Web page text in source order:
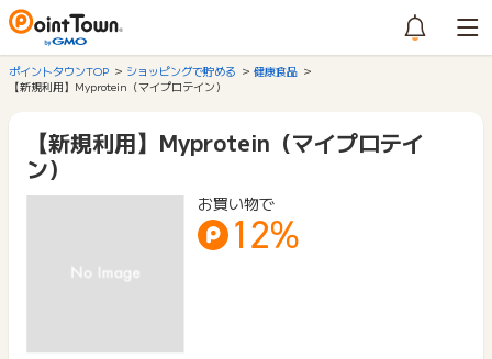
ポイントタウンTOP ショッピングで貯める
健康食品
【新規利用】Myprotein（マイプロテイン）
【新規利用】Myprotein（マイプロテイ
ン）
お買い物で
12%